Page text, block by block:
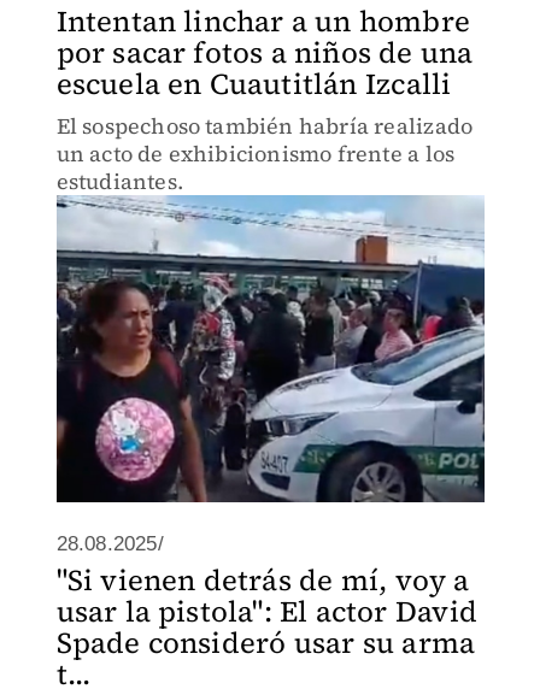
Intentan linchar a un hombre
por sacar fotos a niños de una
escuela en Cuautitlán Izcalli
El sospechoso también habría realizado
un acto de exhibicionismo frente a los
estudiantes.
28.08.2025/
"Si vienen detrás de mí, voy a
usar la pistola": El actor David
Spade consideró usar su arma
t...